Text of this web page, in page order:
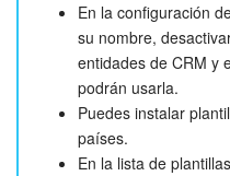
En la configuración
su nombre,
entidades de CRM y
podrán usarla.
Puedes instalar
países.
En la lista de